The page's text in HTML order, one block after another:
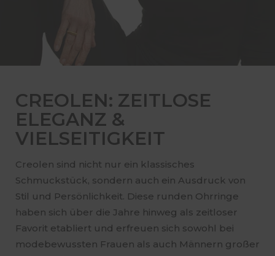
CREOLEN: ZEITLOSE
ELEGANZ &
VIELSEITIGKEIT
Creolen sind nicht nur ein klassisches
Schmuckstück, sondern auch ein Ausdruck von
Stil und Persönlichkeit. Diese runden Ohrringe
haben sich über die Jahre hinweg als zeitloser
Favorit etabliert und erfreuen sich sowohl bei
modebewussten Frauen als auch Männern großer